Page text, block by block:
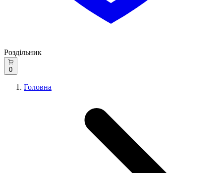
Роздільник
0
Головна